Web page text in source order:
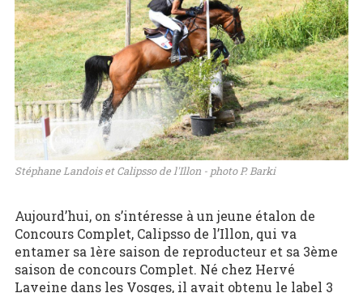
Stéphane Landois et Calipsso de l'Illon - photo P. Barki
Aujourd’hui, on s’intéresse à un jeune étalon de
Concours Complet, Calipsso de l’Illon, qui va
entamer sa 1ère saison de reproducteur et sa 3ème
saison de concours Complet. Né chez Hervé
Laveine dans les Vosges, il avait obtenu le label 3